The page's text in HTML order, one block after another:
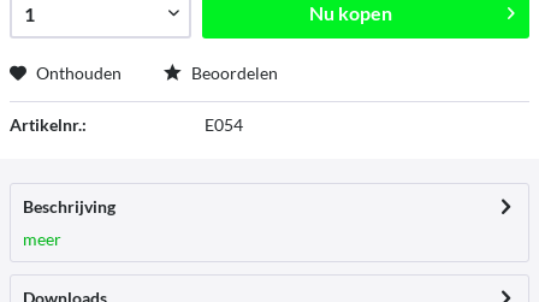
Nu kopen
Onthouden Beoordelen
Artikelnr.: E054
Beschrijving
meer
Downloads